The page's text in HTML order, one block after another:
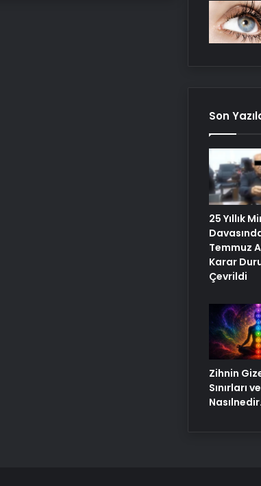
Son
25 Yıllık
Temmuz
Karar
Çevrildi
Zihnin
Sınırları